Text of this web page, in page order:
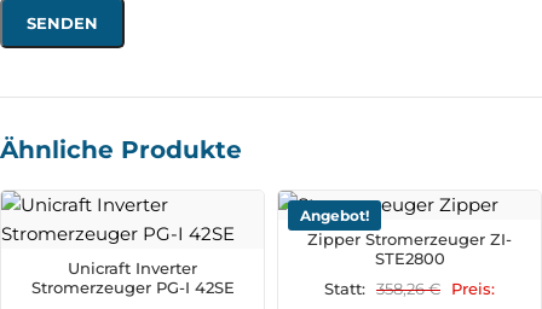
Ähnliche Produkte
Unicraft Inverter
Stromerzeuger PG-I 42SE
Angebot!
Zipper Stromerzeuger ZI-
STE2800
Statt: 358,26€ Preis: